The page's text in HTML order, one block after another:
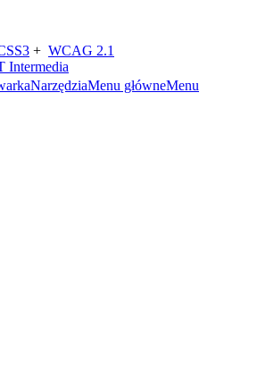
+ WCAG 2.1
Intermedia
NarzędziaMenu główneMenu